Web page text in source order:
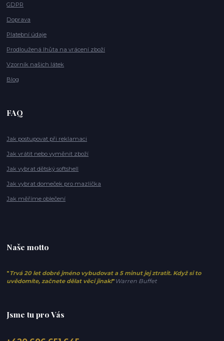
GDPR
Doprava
Platební údaje
Prodloužená lhůta na vrácení zboží
Vzorník našich látek
Blog
FAQ
Jak postupovat při reklamaci
Jak vrátit nebo vyměnit zboží
Jak vybrat dětský softshell
Jak vybrat domeček pro mazlíčka
Jak měříme oblečení
Naše motto
" Trvá 20 let dobré jméno vybudovat a 5 minut jej ztratit. Když si to
uvědomíte, začnete dělat věci jinak!" Warren Buffet
Jsme tu pro Vás